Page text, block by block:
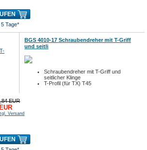
Tage*
BGS 4010-17 Schraubendreher mit T-Griff
und seitli
Schraubendreher mit T-Griff und
seitlicher Klinge
T-Profil (für TX) T45
EUR
Versand